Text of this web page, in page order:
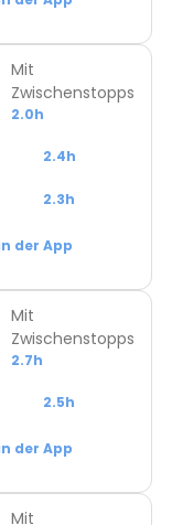
Mit
Zwischenstopps
2.0h
2.4h
2.3h
der App
Mit
Zwischenstopps
2.7h
2.5h
der App
Mit